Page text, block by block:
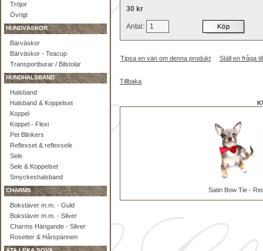
Tröjor
Övrigt
HUNDVÄSKOR
Bärväskor
Bärväskor - Teacup
Transportburar / Bilstolar
HUNDHALSBAND
Halsband
Halsband & Koppelset
Koppel
Koppel - Flexi
Pet Blinkers
Reflexset & reflexsele
Sele
Sele & Koppelset
Smyckeshalsband
CHARMS
Bokstäver m.m. - Guld
Bokstäver m.m. - Silver
Charms Hängande - Silver
Rosetter & Hårspännen
30 kr
Antal:
Tipsa en vän om denna produkt Ställ en fråga
Tillbaka
Satin Bow Tie -